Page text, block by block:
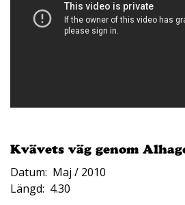
Kvävets väg genom
Datum: Maj / 2010
Längd: 4.30